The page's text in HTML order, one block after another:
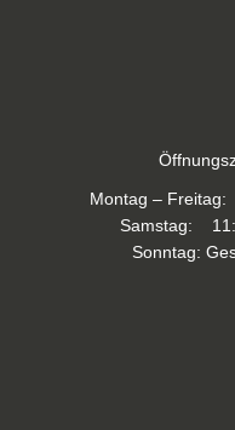
Montag –
Samstag:
Sonntag: